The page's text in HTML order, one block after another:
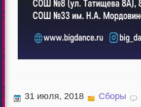
31 июля, 2018 Сборы